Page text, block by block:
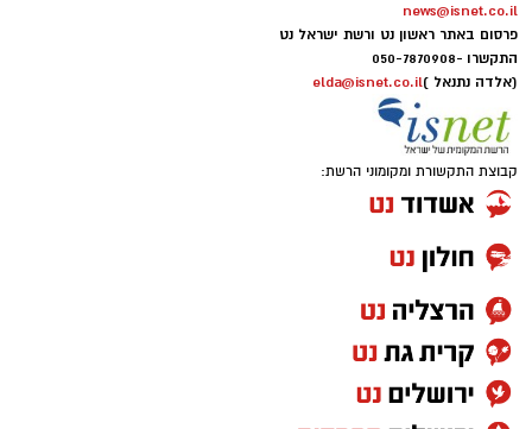
news@isnet.co.il
פרסום באתר ראשון נט ורשת ישראל נט
התקשרו -050-7870908
(אלדה נתנאל )elda@isnet.co.il
קבוצת התקשורת ומקומוני הרשת: